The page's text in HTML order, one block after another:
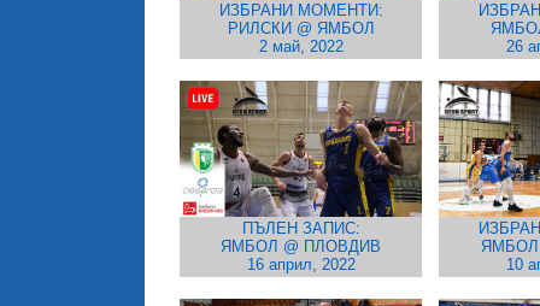
ИЗБРАНИ МОМЕНТИ:
РИЛСКИ @ ЯМБОЛ
2 май, 2022
26
ПЪЛЕН ЗАПИС:
ЯМБОЛ @ ПЛОВДИВ
16 април, 2022
ЯМБОЛ
10